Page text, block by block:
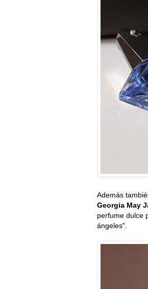
Además
Georgia May
perfume dulce
ángeles".